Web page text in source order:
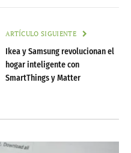
ARTÍCULO SIGUIENTE
Ikea y Samsung revolucionan el
hogar inteligente con
SmartThings y Matter